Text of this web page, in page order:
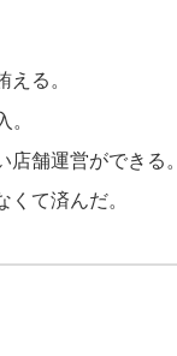
る。
。
舗運営ができる。
て済んだ。